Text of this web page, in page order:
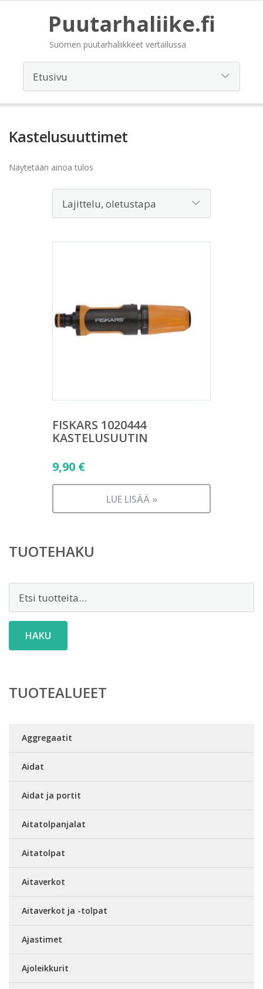
Puutarhaliike.fi
Suomen puutarhaliikkeet vertailussa
Kastelusuuttimet
Näytetään ainoa tulos
FISKARS 1020444
KASTELUSUUTIN
9,90 €
LUE LISÄÄ »
TUOTEHAKU
HAKU
TUOTEALUEET
Aggregaatit
Aidat
Aidat ja portit
Aitatolpanjalat
Aitatolpat
Aitaverkot
Aitaverkot ja -tolpat
Ajastimet
Ajoleikkurit